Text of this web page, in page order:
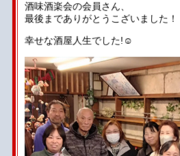
酒味酒楽会の会員さん、
最後までありがとうこざいました！
幸せな酒屋人生でした!☺️